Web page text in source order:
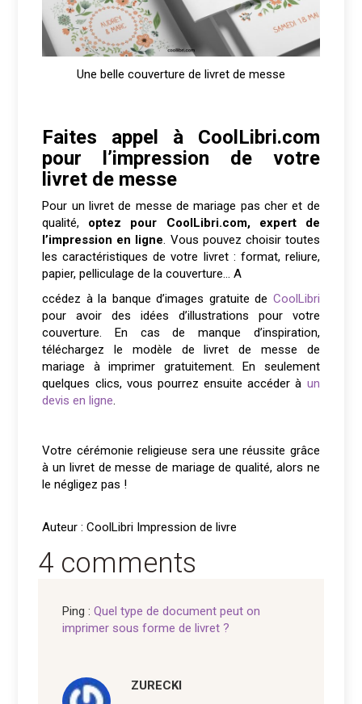
Une belle couverture de livret de messe
Faites appel à CoolLibri.com
pour l’impression de votre
livret de messe
Pour un livret de messe de mariage pas cher et de
qualité, optez pour CoolLibri.com, expert de
l’impression en ligne. Vous pouvez choisir toutes
les caractéristiques de votre livret : format, reliure,
papier, pelliculage de la couverture… A
ccédez à la banque d’images gratuite de CoolLibri
pour avoir des idées d’illustrations pour votre
couverture. En cas de manque d’inspiration,
téléchargez le modèle de livret de messe de
mariage à imprimer gratuitement. En seulement
quelques clics, vous pourrez ensuite accéder à un
devis en ligne.
Votre cérémonie religieuse sera une réussite grâce
à un livret de messe de mariage de qualité, alors ne
le négligez pas !
Auteur : CoolLibri Impression de livre
4 comments
Ping :Quel type de document peut on
imprimer sous forme de livret ?
ZURECKI